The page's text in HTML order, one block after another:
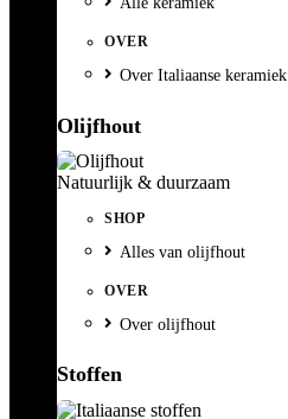
OVER
Over Italiaanse keramiek
Olijfhout
Natuurlijk & duurzaam
SHOP
Alles van olijfhout
OVER
Over olijfhout
Stoffen